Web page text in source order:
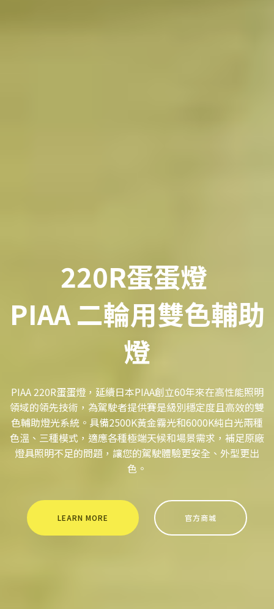
220R蛋蛋燈
PIAA 二輪用雙色輔助
燈
PIAA 220R蛋蛋燈，延續日本PIAA創立60年來在高性能照明
領域的領先技術，為駕駛者提供賽是級別穩定度且高效的雙
色輔助燈光系統。具備2500K黃金霧光和6000K純白光兩種
色溫、三種模式，適應各種極端天候和場景需求，補足原廠
燈具照明不足的問題，讓您的駕駛體驗更安全、外型更出
色。
LEARN MORE 官方商城